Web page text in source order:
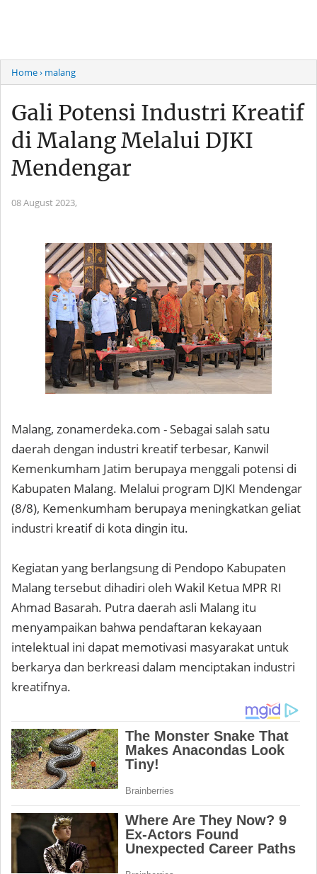
Home› malang
Gali Potensi Industri Kreatif
di Malang Melalui DJKI
Mendengar
08 August 2023,
Malang, zonamerdeka.com - Sebagai salah satu
daerah dengan industri kreatif terbesar, Kanwil
Kemenkumham Jatim berupaya menggali potensi di
Kabupaten Malang. Melalui program DJKI Mendengar
(8/8), Kemenkumham berupaya meningkatkan geliat
industri kreatif di kota dingin itu.
Kegiatan yang berlangsung di Pendopo Kabupaten
Malang tersebut dihadiri oleh Wakil Ketua MPR RI
Ahmad Basarah. Putra daerah asli Malang itu
menyampaikan bahwa pendaftaran kekayaan
intelektual ini dapat memotivasi masyarakat untuk
berkarya dan berkreasi dalam menciptakan industri
kreatifnya.